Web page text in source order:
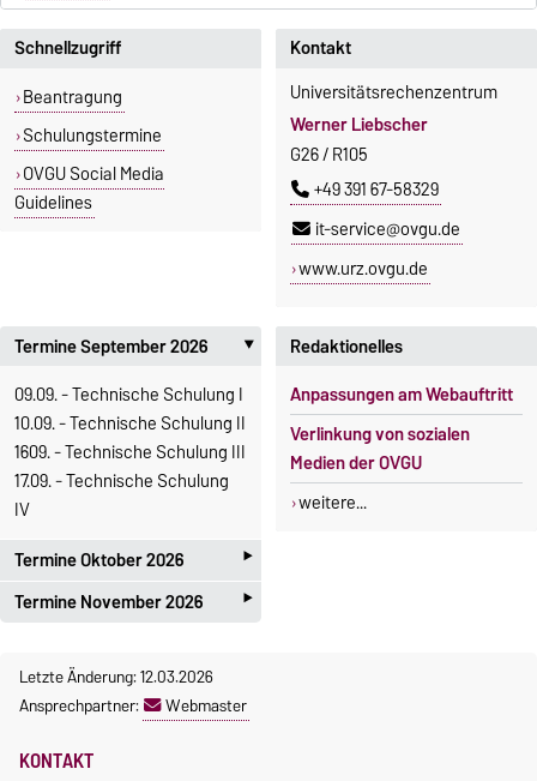
Schnellzugriff
Beantragung
Schulungstermine
OVGU Social Media
Guidelines
Kontakt
Universitätsrechenzentrum
Werner Liebscher
G26 / R105
+49 391 67-58329
it-service@ovgu.de
www.urz.ovgu.de
Redaktionelles
Anpassungen am Webauftritt
Verlinkung von sozialen
Medien der OVGU
weitere...
Termine September 2026 ‣
09.09. - Technische Schulung I
10.09. - Technische Schulung II
1609. - Technische Schulung III
17.09. - Technische Schulung
IV
Termine Oktober 2026
‣
14.10. - Technische Schulung I
21.10. - Technische Schulung III
22.10. - Technische Schulung
Termine November 2026 ‣
19.11. - Technische Schulung II
25.11. - Technische Schulung III
Letzte Änderung: 12.03.2026
Ansprechpartner:
Webmaster
KONTAKT